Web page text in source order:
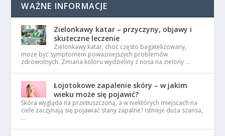
WAŻNE INFORMACJE
Zielonkawy katar – przyczyny, objawy i
skuteczne leczenie
Zielonkawy katar, choć często bagatelizowany,
może być symptomem poważniejszych problemów
zdrowotnych. Zmiana koloru wydzieliny z nosa na zielony …
Łojotokowe zapalenie skóry – w jakim
wieku może się pojawić?
Skóra wygląda na przetłuszczoną, a w niektórych miejscach na
ciele zaczynają się pojawiać stany zapalne? Istnieje duża szansa,
…